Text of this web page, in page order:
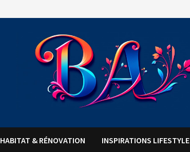
HABITAT & RÉNOVATION INSPIRATIONS LIFESTYLE